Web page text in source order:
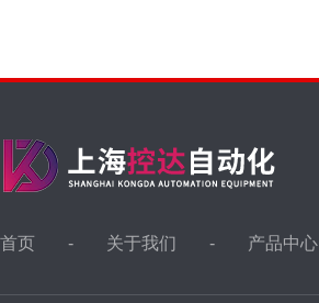
首页 关于我们 产品中心